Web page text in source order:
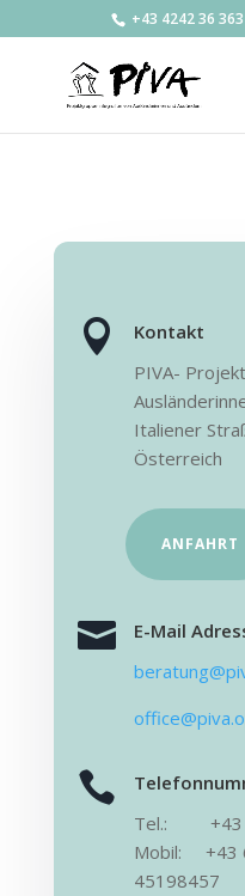
+43 4242 36 363

Kontakt
PIVA-
Italiener
Österreich
ANFAHRT

E-Mail

Tel.: +43
Mobil: +43
45198457